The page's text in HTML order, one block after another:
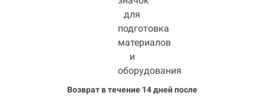
Возврат в течение 14 дней после